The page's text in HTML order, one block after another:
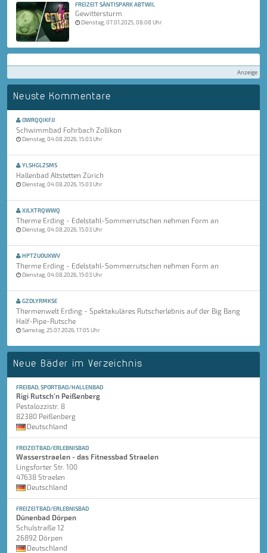
FREIZEIT SÄNTISPARK ABTWIL
Gewittersturm
Dienstag, 07.01.2025, 08:08 Uhr
Anzeige
Neuste Kommentare
OWRQQIKFJJ
Schwimmbad Fohrbach Zollikon
Dienstag, 04.08.2026, 15:03 Uhr
YLSHGLZSMS
Hallenbad Altstetten Zürich
Dienstag, 04.08.2026, 15:03 Uhr
XJLXTRQWWQ
Therme Erding - Edelstahl-Sommerrutschen nehmen Form an
Dienstag, 04.08.2026, 15:03 Uhr
HPTZUOUXWV
Therme Erding - Edelstahl-Sommerrutschen nehmen Form an
Dienstag, 04.08.2026, 15:03 Uhr
GZDLYRMKSE
Thermenwelt Erding - Spektakuläres Rutscherlebnis auf der Big Bang
Half-Pipe-Rutsche
Samstag, 25.07.2026, 17:05 Uhr
Neue Bäder im Verzeichnis
FREIBAD, SPORTBAD/HALLENBAD
Rigi Rutsch'n Peißenberg
Pestalozzistr. 8
82380 Peißenberg
Deutschland
FREIZEITBAD/ERLEBNISBAD
Wasserstraelen - das Fitnessbad Straelen
Lingsforter Str. 100
47638 Straelen
Deutschland
FREIZEITBAD/ERLEBNISBAD
Dünenbad Dörpen
Schulstraße 12
26892 Dörpen
Deutschland